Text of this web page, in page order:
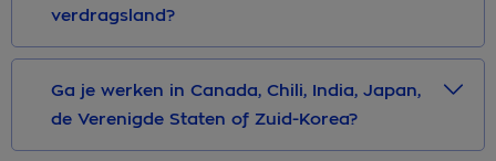
verdragsland?
Ga je werken in Canada, Chili, India, Japan,
de Verenigde Staten of Zuid-Korea?